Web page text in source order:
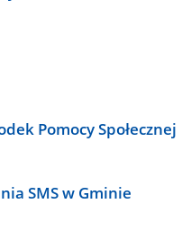
Pomocy Społecznej
SMS w Gminie